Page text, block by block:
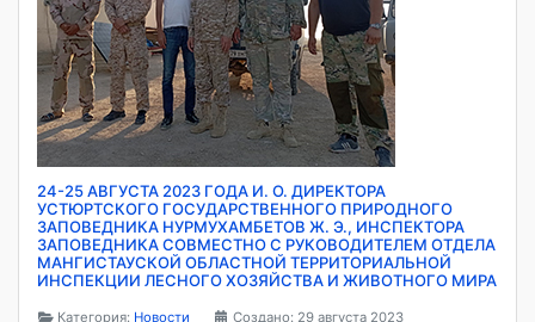
24-25 АВГУСТА 2023 ГОДА И. О. ДИРЕКТОРА
УСТЮРТСКОГО ГОСУДАРСТВЕННОГО ПРИРОДНОГО
ЗАПОВЕДНИКА НУРМУХАМБЕТОВ Ж. Э., ИНСПЕКТОРА
ЗАПОВЕДНИКА СОВМЕСТНО С РУКОВОДИТЕЛЕМ ОТДЕЛА
МАНГИСТАУСКОЙ ОБЛАСТНОЙ ТЕРРИТОРИАЛЬНОЙ
ИНСПЕКЦИИ ЛЕСНОГО ХОЗЯЙСТВА И ЖИВОТНОГО МИРА
Категория: Новости Создано: 29 августа 2023